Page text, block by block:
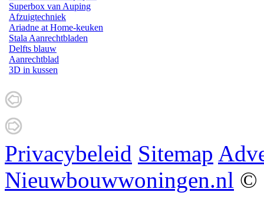
Superbox van Auping
Afzuigtechniek
Ariadne at Home-keuken
Stala Aanrechtbladen
Delfts blauw
Aanrechtblad
3D in kussen
Privacybeleid Sitemap
Nieuwbouwwoningen.nl ©